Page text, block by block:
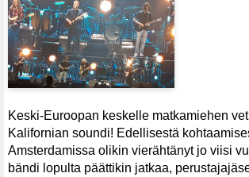
Keski-Euroopan keskelle matkamiehen
Kalifornian soundi! Edellisestä
Amsterdamissa olikin vierähtänyt jo viisi
bändi lopulta päättikin jatkaa,